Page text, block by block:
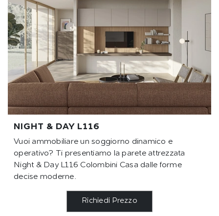
NIGHT & DAY L116
Vuoi ammobiliare un soggiorno dinamico e
operativo? Ti presentiamo la parete attrezzata
Night & Day L116 Colombini Casa dalle forme
decise moderne.
Richiedi Prezzo